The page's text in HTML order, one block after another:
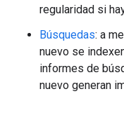
regularidad si
Búsquedas: a
nuevo se
informes de
nuevo generan